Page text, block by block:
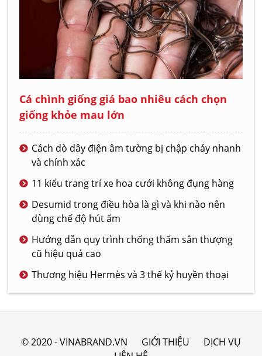
Cá chình giống giá bao nhiêu cách chọn
giống khỏe mau lớn
Cách dò dây điện âm tường bị chập cháy nhanh
và chính xác
11 kiểu trang trí xe hoa cưới không đụng hàng
Desumid trong điều hòa là gì và khi nào nên
dùng chế độ hút ẩm
Hướng dẫn quy trình chống thấm sân thượng
cũ hiệu quả cao
Thương hiệu Hermès và 3 thế kỷ huyền thoại
© 2020 - VINABRAND.VN GIỚI THIỆU
DỊCH VỤ